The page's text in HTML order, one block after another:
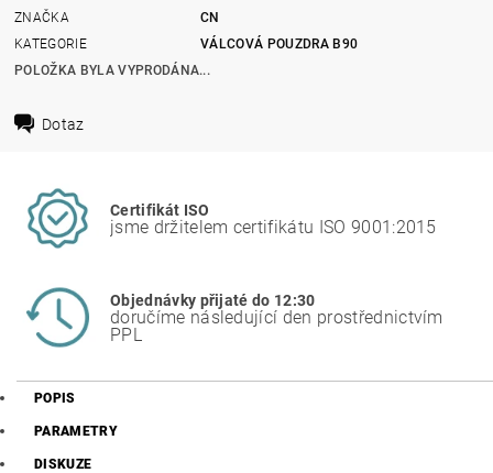
ZNAČKA
CN
KATEGORIE
VÁLCOVÁ POUZDRA B90
POLOŽKA BYLA VYPRODÁNA...
Dotaz
Certifikát ISO
jsme držitelem certifikátu ISO 9001:2015
Objednávky přijaté do 12:30
doručíme následující den prostřednictvím
PPL
POPIS
PARAMETRY
DISKUZE